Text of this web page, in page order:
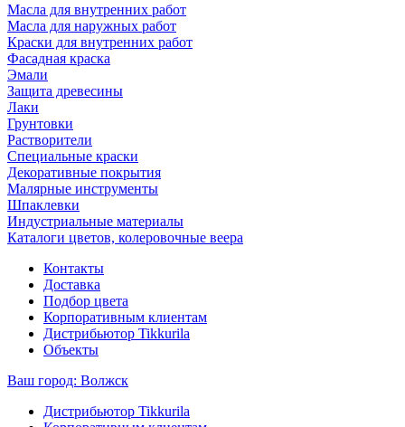
Масла для внутренних работ
Масла для наружных работ
Краски для внутренних работ
Фасадная краска
Эмали
Защита древесины
Лаки
Грунтовки
Растворители
Специальные краски
Декоративные покрытия
Малярные инструменты
Шпаклевки
Индустриальные материалы
Каталоги цветов, колеровочные веера
Контакты
Доставка
Подбор цвета
Корпоративным клиентам
Дистрибьютор Tikkurila
Объекты
Ваш город: Волжск
Дистрибьютор Tikkurila